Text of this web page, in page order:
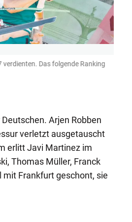
Das folgende Ranking
Arjen Robben
verletzt ausgetauscht
erlitt Javi Martinez im
Thomas Müller, Franck
mit Frankfurt geschont, sie